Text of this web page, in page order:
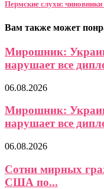
Пермские слухи: чиновники
Вам также может
Мирошник:
нарушает все
06.08.2026
Мирошник:
нарушает все
06.08.2026
Сотни мирных
США по...